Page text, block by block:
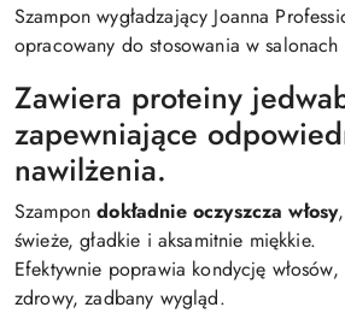
Szampon wygładzający Joanna
opracowany do stosowania w salonach
Zawiera proteiny
zapewniające
nawilżenia.
Szampon dokładnie oczyszcza włosy
świeże, gładkie i aksamitnie miękkie.
Efektywnie poprawia kondycję
zdrowy, zadbany wygląd.